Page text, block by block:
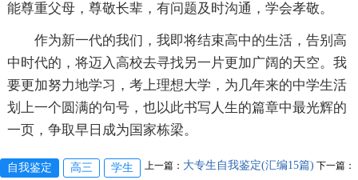
能尊重父母，尊敬长辈，有问题及时沟通，学会孝敬。
作为新一代的我们，我即将结束高中的生活，告别高
中时代的，将迈入高校去寻找另一片更加广阔的天空。我
要更加努力地学习，考上理想大学，为几年来的中学生活
划上一个圆满的句号，也以此书写人生的篇章中最光辉的
一页，争取早日成为国家栋梁。
自我鉴定 高三 学生 上一篇： 大专生自我鉴定(汇编15篇) 下一篇：